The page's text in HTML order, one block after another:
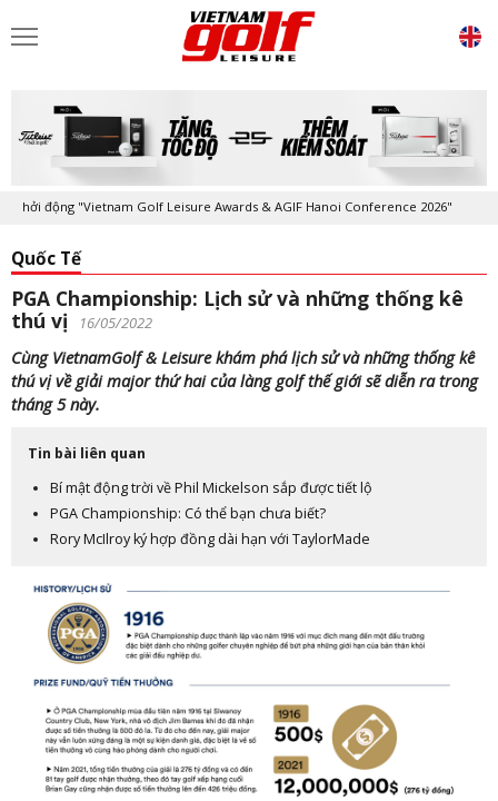
động "Vietnam Golf Leisure Awards & AGIF Hanoi Conference 2026"
Quốc Tế
PGA Championship: Lịch sử và những thống kê
thú vị
16/05/2022
Cùng VietnamGolf & Leisure khám phá lịch sử và những thống kê
thú vị về giải major thứ hai của làng golf thế giới sẽ diễn ra trong
tháng 5 này.
Tin bài liên quan
Bí mật động trời về Phil Mickelson sắp được tiết lộ
PGA Championship: Có thể bạn chưa biết?
Rory McIlroy ký hợp đồng dài hạn với TaylorMade